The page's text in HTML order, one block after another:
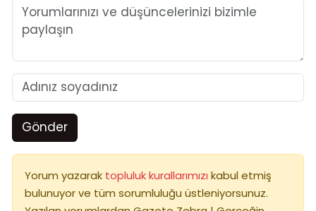
Gönder
Yorum yazarak topluluk kurallarımızı kabul etmiş
bulunuyor ve tüm sorumluluğu üstleniyorsunuz.